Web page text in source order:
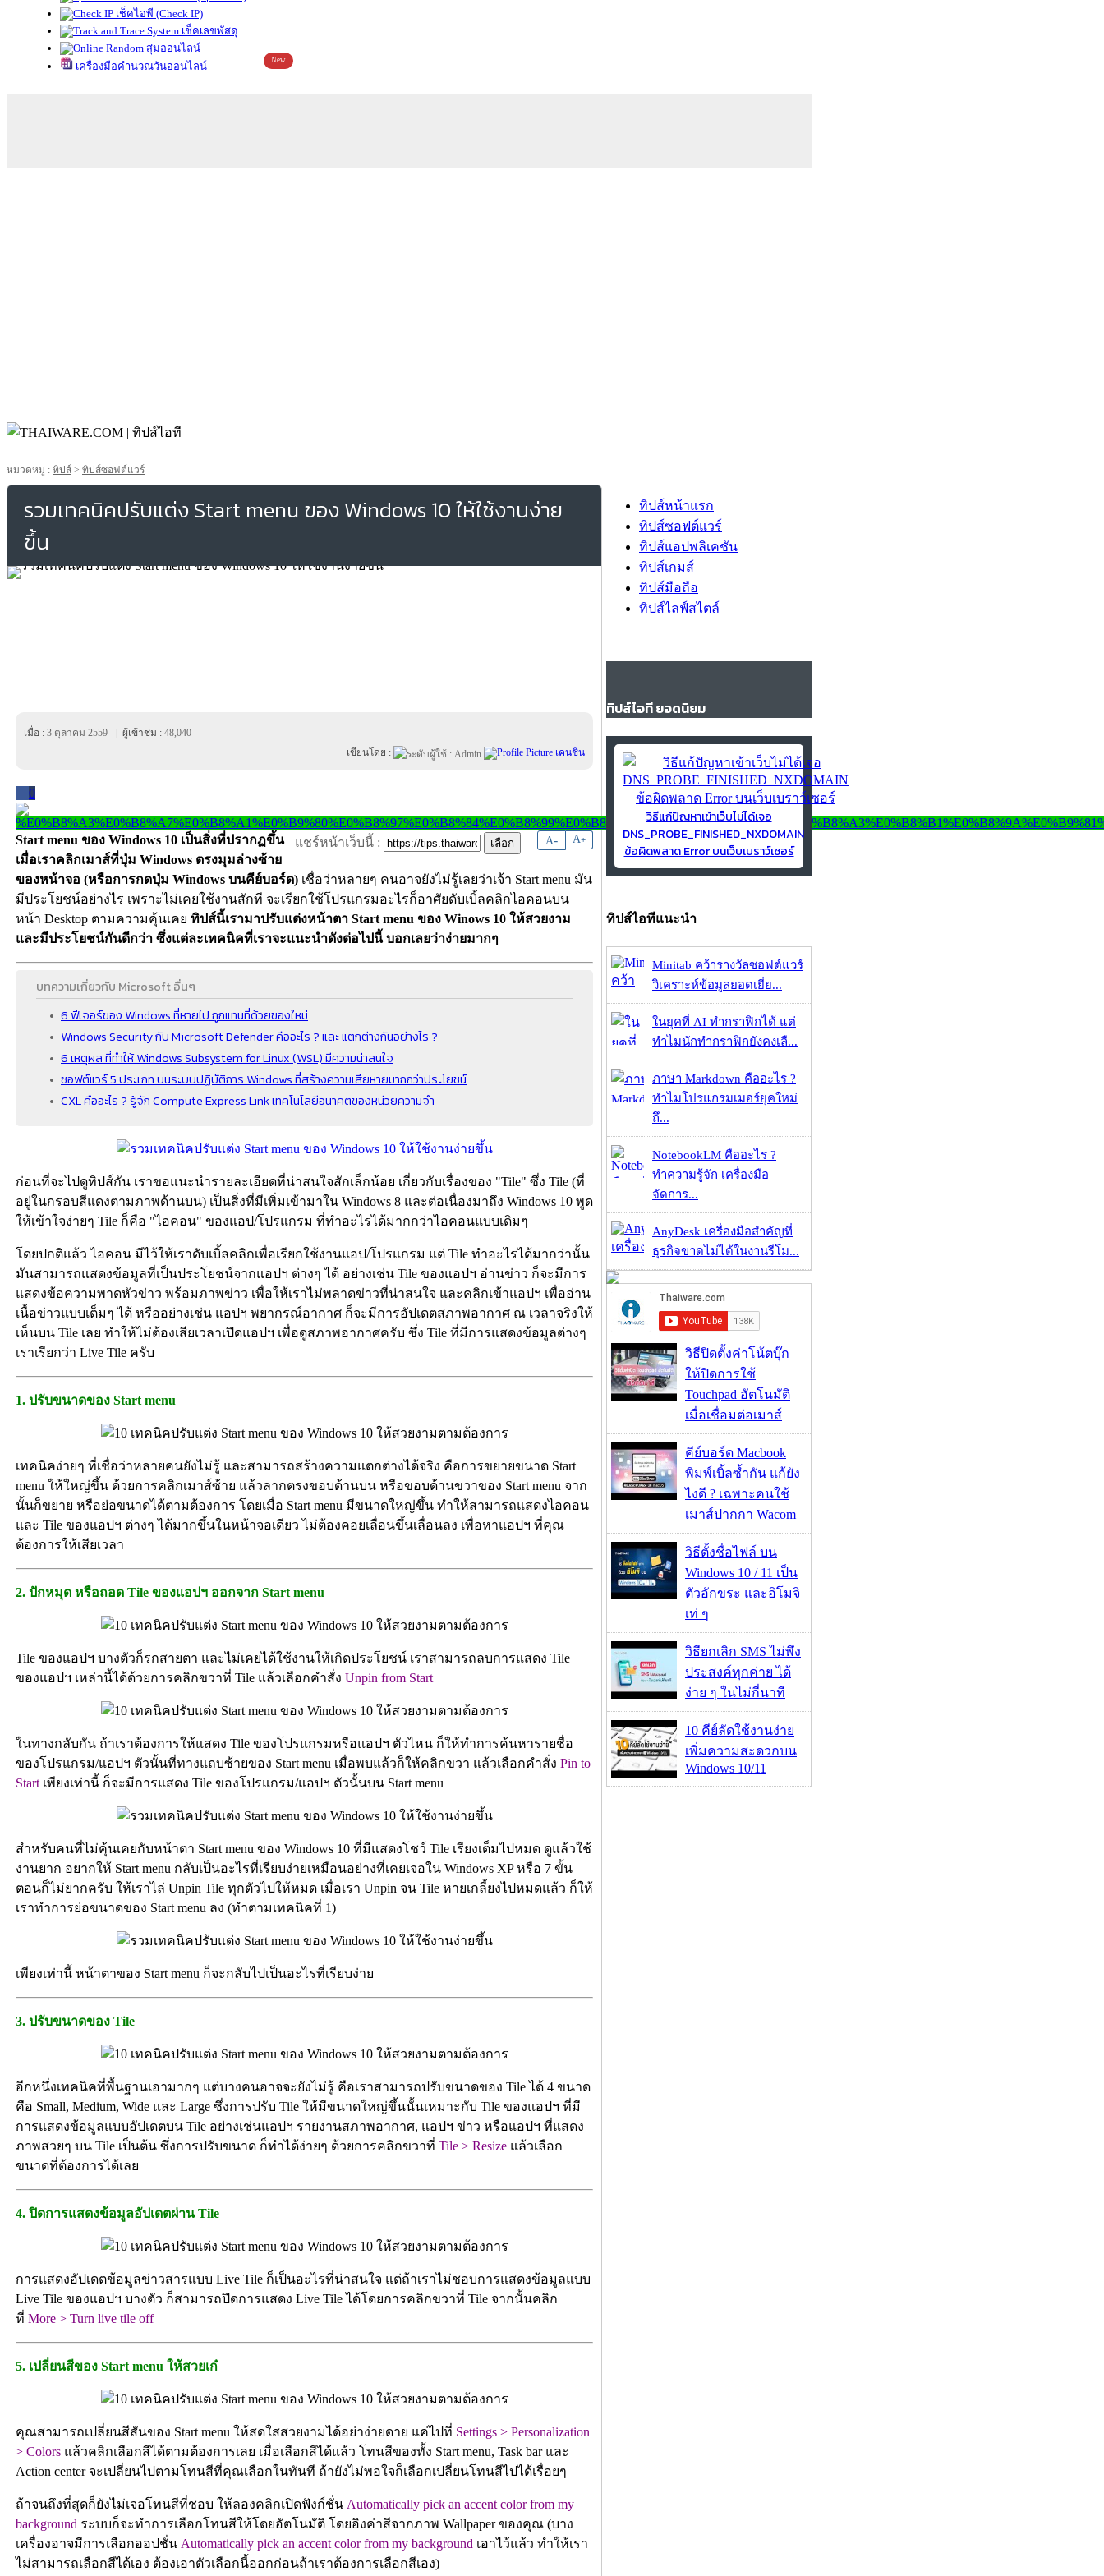
เช็คไอพี (Check IP)
เช็คเลขพัสดุ
สุ่มออนไลน์
เครื่องมือคำนวณวันออนไลน์
New
หมวดหมู่ : ทิปส์ > ทิปส์ซอฟต์แวร์
รวมเทคนิคปรับแต่ง Start menu ของ Windows 10 ให้ใช้งานง่าย
ขึ้น
เมื่อ : 3 ตุลาคม 2559 ผู้เข้าชม : 48,040
เขียนโดย :
เคนชิน
0
A- A+
แชร์หน้าเว็บนี้ :
Start menu ของ Windows 10 เป็นสิ่งที่ปรากฏขึ้น
เมื่อเราคลิกเมาส์ที่ปุ่ม Windows ตรงมุมล่างซ้าย
ของหน้าจอ (หรือการกดปุ่ม Windows บนคีย์บอร์ด) เชื่อว่าหลายๆ คนอาจยังไม่รู้เลยว่าเจ้า Start menu มัน
มีประโยชน์อย่างไร เพราะไม่เคยใช้งานสักที จะเรียกใช้โปรแกรมอะไรก็อาศัยดับเบิ้ลคลิกไอคอนบน
หน้า Desktop ตามความคุ้นเคย ทิปส์นี้เรามาปรับแต่งหน้าตา Start menu ของ Winows 10 ให้สวยงาม
และมีประโยชน์กันดีกว่า ซึ่งแต่ละเทคนิคที่เราจะแนะนำดังต่อไปนี้ บอกเลยว่าง่ายมากๆ
บทความเกี่ยวกับ Microsoft อื่นๆ
6 ฟีเจอร์ของ Windows ที่หายไป ถูกแทนที่ด้วยของใหม่
Windows Security กับ Microsoft Defender คืออะไร ? และ แตกต่างกันอย่างไร ?
6 เหตุผล ที่ทำให้ Windows Subsystem for Linux (WSL) มีความน่าสนใจ
ซอฟต์แวร์ 5 ประเภท บนระบบปฏิบัติการ Windows ที่สร้างความเสียหายมากกว่าประโยชน์
CXL คืออะไร ? รู้จัก Compute Express Link เทคโนโลยีอนาคตของหน่วยความจำ
ก่อนที่จะไปดูทิปส์กัน เราขอแนะนำรายละเอียดที่น่าสนใจสักเล็กน้อย เกี่ยวกับเรื่องของ "Tile" ซึ่ง Tile (ที่
อยู่ในกรอบสีแดงตามภาพด้านบน) เป็นสิ่งที่มีเพิ่มเข้ามาใน Windows 8 และต่อเนื่องมาถึง Windows 10 พูด
ให้เข้าใจง่ายๆ Tile ก็คือ "ไอคอน" ของแอป/โปรแกรม ที่ทำอะไรได้มากกว่าไอคอนแบบเดิมๆ
โดยปกติแล้ว ไอคอน มีไว้ให้เราดับเบิ้ลคลิกเพื่อเรียกใช้งานแอป/โปรแกรม แต่ Tile ทำอะไรได้มากว่านั้น
มันสามารถแสดงข้อมูลที่เป็นประโยชน์จากแอปฯ ต่างๆ ได้ อย่างเช่น Tile ของแอปฯ อ่านข่าว ก็จะมีการ
แสดงข้อความพาดหัวข่าว พร้อมภาพข่าว เพื่อให้เราไม่พลาดข่าวที่น่าสนใจ และคลิกเข้าแอปฯ เพื่ออ่าน
เนื้อข่าวแบบเต็มๆ ได้ หรืออย่างเช่น แอปฯ พยากรณ์อากาศ ก็จะมีการอัปเดตสภาพอากาศ ณ เวลาจริงให้
เห็นบน Tile เลย ทำให้ไม่ต้องเสียเวลาเปิดแอปฯ เพื่อดูสภาพอากาศครับ ซึ่ง Tile ที่มีการแสดงข้อมูลต่างๆ
เราเรียกว่า Live Tile ครับ
1. ปรับขนาดของ Start menu
เทคนิคง่ายๆ ที่เชื่อว่าหลายคนยังไม่รู้ และสามารถสร้างความแตกต่างได้จริง คือการขยายขนาด Start
menu ให้ใหญ่ขึ้น ด้วยการคลิกเมาส์ซ้าย แล้วลากตรงขอบด้านบน หรือขอบด้านขวาของ Start menu จาก
นั้นก็ขยาย หรือย่อขนาดได้ตามต้องการ โดยเมื่อ Start menu มีขนาดใหญ่ขึ้น ทำให้สามารถแสดงไอคอน
และ Tile ของแอปฯ ต่างๆ ได้มากขึ้นในหน้าจอเดียว ไม่ต้องคอยเลื่อนขึ้นเลื่อนลง เพื่อหาแอปฯ ที่คุณ
ต้องการให้เสียเวลา
2. ปักหมุด หรือถอด Tile ของแอปฯ ออกจาก Start menu
Tile ของแอปฯ บางตัวก็รกสายตา และไม่เคยได้ใช้งานให้เกิดประโยชน์ เราสามารถลบการแสดง Tile
ของแอปฯ เหล่านี้ได้ด้วยการคลิกขวาที่ Tile แล้วเลือกคำสั่ง Unpin from Start
ในทางกลับกัน ถ้าเราต้องการให้แสดง Tile ของโปรแกรมหรือแอปฯ ตัวไหน ก็ให้ทำการค้นหารายชื่อ
ของโปรแกรม/แอปฯ ตัวนั้นที่ทางแถบซ้ายของ Start menu เมื่อพบแล้วก็ให้คลิกขวา แล้วเลือกคำสั่ง Pin to
Start เพียงเท่านี้ ก็จะมีการแสดง Tile ของโปรแกรม/แอปฯ ตัวนั้นบน Start menu
สำหรับคนที่ไม่คุ้นเคยกับหน้าตา Start menu ของ Windows 10 ที่มีแสดงโชว์ Tile เรียงเต็มไปหมด ดูแล้วใช้
งานยาก อยากให้ Start menu กลับเป็นอะไรที่เรียบง่ายเหมือนอย่างที่เคยเจอใน Windows XP หรือ 7 ขั้น
ตอนก็ไม่ยากครับ ให้เราไล่ Unpin Tile ทุกตัวไปให้หมด เมื่อเรา Unpin จน Tile หายเกลี้ยงไปหมดแล้ว ก็ให้
เราทำการย่อขนาดของ Start menu ลง (ทำตามเทคนิคที่ 1)
เพียงเท่านี้ หน้าตาของ Start menu ก็จะกลับไปเป็นอะไรที่เรียบง่าย
3. ปรับขนาดของ Tile
อีกหนึ่งเทคนิคที่พื้นฐานเอามากๆ แต่บางคนอาจจะยังไม่รู้ คือเราสามารถปรับขนาดของ Tile ได้ 4 ขนาด
คือ Small, Medium, Wide และ Large ซึ่งการปรับ Tile ให้มีขนาดใหญ่ขึ้นนั้นเหมาะกับ Tile ของแอปฯ ที่มี
การแสดงข้อมูลแบบอัปเดตบน Tile อย่างเช่นแอปฯ รายงานสภาพอากาศ, แอปฯ ข่าว หรือแอปฯ ที่แสดง
ภาพสวยๆ บน Tile เป็นต้น ซึ่งการปรับขนาด ก็ทำได้ง่ายๆ ด้วยการคลิกขวาที่ Tile > Resize แล้วเลือก
ขนาดที่ต้องการได้เลย
4. ปิดการแสดงข้อมูลอัปเดตผ่าน Tile
การแสดงอัปเดตข้อมูลข่าวสารแบบ Live Tile ก็เป็นอะไรที่น่าสนใจ แต่ถ้าเราไม่ชอบการแสดงข้อมูลแบบ
Live Tile ของแอปฯ บางตัว ก็สามารถปิดการแสดง Live Tile ได้โดยการคลิกขวาที่ Tile จากนั้นคลิก
ที่ More > Turn live tile off
5. เปลี่ยนสีของ Start menu ให้สวยเก๋
คุณสามารถเปลี่ยนสีสันของ Start menu ให้สดใสสวยงามได้อย่าง่ายดาย แค่ไปที่ Settings > Personalization
> Colors แล้วคลิกเลือกสีได้ตามต้องการเลย เมื่อเลือกสีได้แล้ว โทนสีของทั้ง Start menu, Task bar และ
Action center จะเปลี่ยนไปตามโทนสีที่คุณเลือกในทันที ถ้ายังไม่พอใจก็เลือกเปลี่ยนโทนสีไปได้เรื่อยๆ
ถ้าจนถึงที่สุดก็ยังไม่เจอโทนสีที่ชอบ ให้ลองคลิกเปิดฟังก์ชั่น Automatically pick an accent color from my
background ระบบก็จะทำการเลือกโทนสีให้โดยอัตโนมัติ โดยอิงค่าสีจากภาพ Wallpaper ของคุณ (บาง
เครื่องอาจมีการเลือกออปชั่น Automatically pick an accent color from my background เอาไว้แล้ว ทำให้เรา
ไม่สามารถเลือกสีได้เอง ต้องเอาตัวเลือกนี้ออกก่อนถ้าเราต้องการเลือกสีเอง)
ทิปส์หน้าแรก
ทิปส์ซอฟต์แวร์
ทิปส์แอปพลิเคชัน
ทิปส์เกมส์
ทิปส์มือถือ
ทิปส์ไลฟ์สไตล์
ทิปส์ไอที ยอดนิยม
วิธีแก้ปัญหาเข้าเว็บไม่ได้เจอ
DNS_PROBE_FINISHED_NXDOMAIN
ข้อผิดพลาด Error บนเว็บเบราว์เซอร์
ทิปส์ไอทีแนะนำ
Minitab คว้ารางวัลซอฟต์แวร์
วิเคราะห์ข้อมูลยอดเยี่ย...
ในยุคที่ AI ทำกราฟิกได้ แต่
ทำไมนักทำกราฟิกยังคงเลื...
ภาษา Markdown คืออะไร ?
ทำไมโปรแกรมเมอร์ยุคใหม่
ถึ...
NotebookLM คืออะไร ?
ทำความรู้จัก เครื่องมือ
จัดการ...
AnyDesk เครื่องมือสำคัญที่
ธุรกิจขาดไม่ได้ในงานรีโม...
วิธีปิดตั้งค่าโน้ตบุ๊ก
ให้ปิดการใช้
Touchpad อัตโนมัติ
เมื่อเชื่อมต่อเมาส์
คีย์บอร์ด Macbook
พิมพ์เบิ้ลซ้ำกัน แก้ยัง
ไงดี ? เฉพาะคนใช้
เมาส์ปากกา Wacom
วิธีตั้งชื่อไฟล์ บน
Windows 10 / 11 เป็น
ตัวอักขระ และอิโมจิ
เท่ ๆ
วิธียกเลิก SMS ไม่พึง
ประสงค์ทุกค่าย ได้
ง่าย ๆ ในไม่กี่นาที
10 คีย์ลัดใช้งานง่าย
เพิ่มความสะดวกบน
Windows 10/11